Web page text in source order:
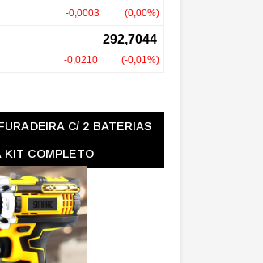
C/ 2 BATERIAS
KIT COMPLETO